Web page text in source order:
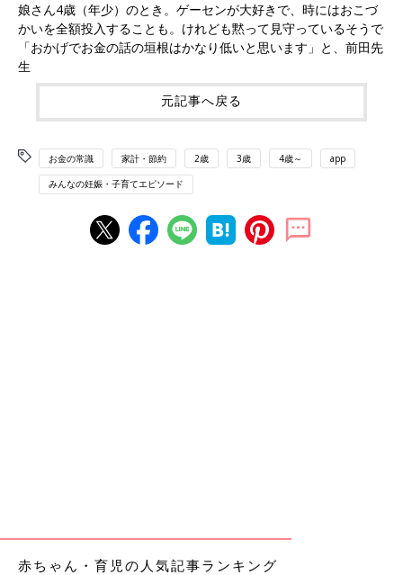
娘さん4歳（年少）のとき。ゲーセンが大好きで、時にはおこづ
かいを全額投入することも。けれども黙って見守っているそうで
「おかげでお金の話の垣根はかなり低いと思います」と、前田先
生
元記事へ戻る
お金の常識 家計・節約 2歳 3歳 4歳～ app
みんなの妊娠・子育てエピソード
赤ちゃん・育児の人気記事ランキング